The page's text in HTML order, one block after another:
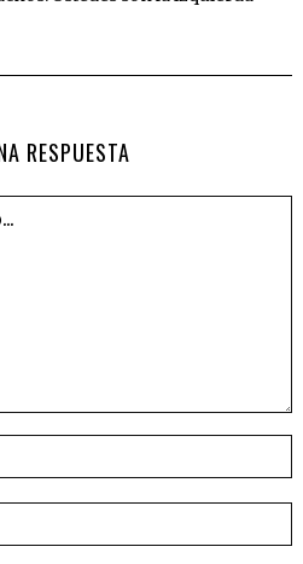
RESPUESTA